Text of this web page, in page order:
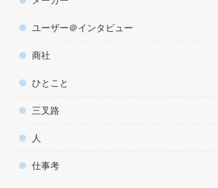
ユーザー＠インタビュー
商社
ひとこと
三叉路
人
仕事考